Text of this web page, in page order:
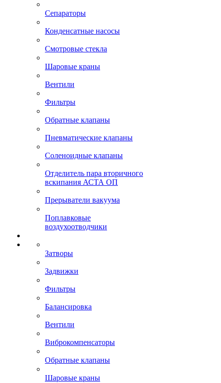
Сепараторы
Конденсатные насосы
Смотровые стекла
Шаровые краны
Вентили
Фильтры
Обратные клапаны
Пневматические клапаны
Соленоидные клапаны
Отделитель пара вторичного
вскипания АСТА ОП
Прерыватели вакуума
Поплавковые
воздухоотводчики
Затворы
Задвижки
Фильтры
Балансировка
Вентили
Виброкомпенсаторы
Обратные клапаны
Шаровые краны